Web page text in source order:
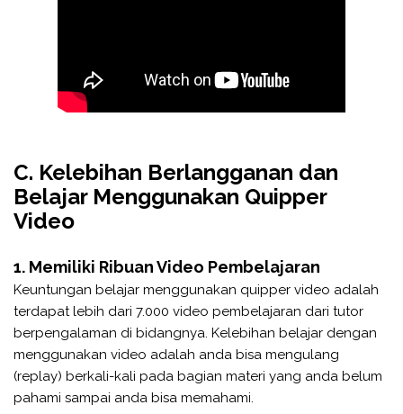
C. Kelebihan Berlangganan dan
Belajar Menggunakan Quipper
Video
1. Memiliki Ribuan Video Pembelajaran
Keuntungan belajar menggunakan quipper video adalah
terdapat lebih dari 7.000 video pembelajaran dari tutor
berpengalaman di bidangnya. Kelebihan belajar dengan
menggunakan video adalah anda bisa mengulang
(replay) berkali-kali pada bagian materi yang anda belum
pahami sampai anda bisa memahami.